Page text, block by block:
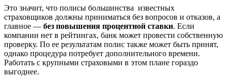
Это значит, что полисы большинства известных
страховщиков должны приниматься без вопросов и отказов, а
главное — без повышения процентной ставки. Если
компании нет в рейтингах, банк может провести собственную
проверку. По ее результатам полис также может быть принят,
однако процедура потребует дополнительного времени.
Работать с крупными страховыми в этом плане гораздо
выгоднее.